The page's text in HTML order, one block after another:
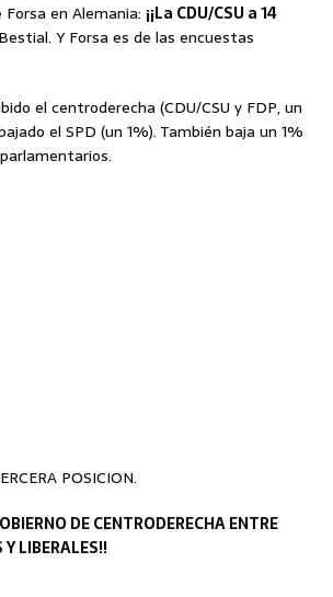
en Alemania: ¡¡La CDU/CSU a 14
Bestial. Y Forsa es de las encuestas
el centroderecha (CDU/CSU y FDP, un
el SPD (un 1%). También baja un 1%
POSICION.
DE CENTRODERECHA ENTRE
LIBERALES!!